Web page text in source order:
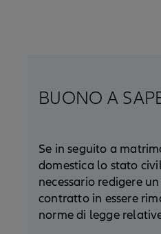
BUONO A
Se in seguito a
domestica lo stato
necessario redigere
contratto in essere
norme di legge